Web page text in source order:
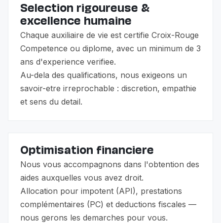
Selection rigoureuse &
excellence humaine
Chaque auxiliaire de vie est certifie Croix-Rouge
Competence ou diplome, avec un minimum de 3
ans d'experience verifiee.
Au-dela des qualifications, nous exigeons un
savoir-etre irreprochable : discretion, empathie
et sens du detail.
Optimisation financiere
Nous vous accompagnons dans l'obtention des
aides auxquelles vous avez droit.
Allocation pour impotent (API), prestations
complémentaires (PC) et deductions fiscales —
nous gerons les demarches pour vous.